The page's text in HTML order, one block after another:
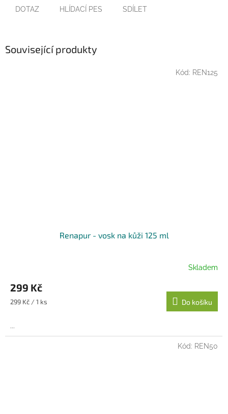
DOTAZ HLÍDACÍ PES SDÍLET
Související produkty
Renapur - vosk na kůži 125 ml
Skladem
299 Kč
Měrná
299 Kč / 1 ks Do košíku
...
Kód: REN125
Kód: REN50